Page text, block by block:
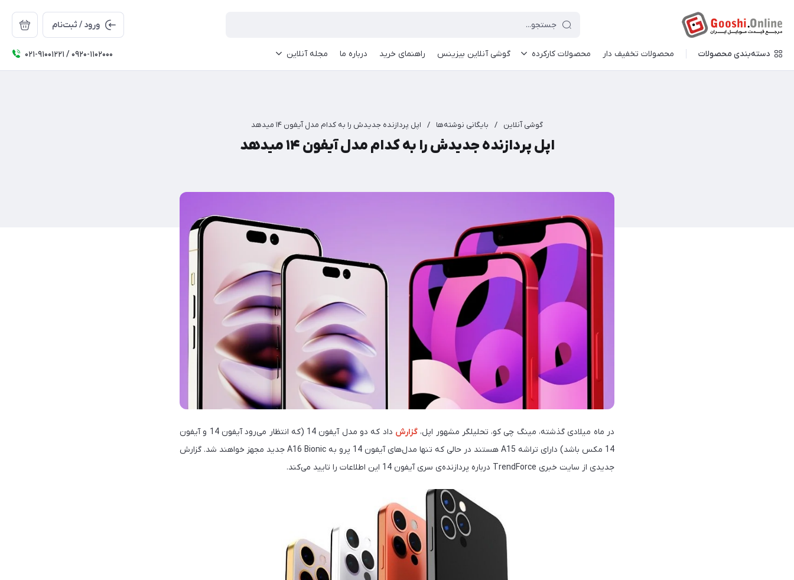
ورود / ثبت‌نام
دسته‌بندی محصولات محصولات تخفیف دار محصولات کارکرده گوشی آنلاین بیزینس راهنمای خرید درباره ما مجله آنلاین ۰۲۱-91001221 / 0920-1102000
گوشی آنلاین / بایگانی نوشته‌ها / اپل پردازنده جدیدش را به کدام مدل آیفون ۱۴ میدهد
اپل پردازنده جدیدش را به کدام مدل آیفون ۱۴ میدهد
در ماه میلادی گذشته، مینگ چی کو، تحلیلگر مشهور اپل،گزارش
داد که دو مدل آیفون 14 (که انتظار می‌رود آیفون 14 و آیفون
14 مکس باشد) دارای تراشه A15 هستند در حالی که تنها مدل‌های آیفون 14 پرو به A16 Bionic جدید مجهز خواهند شد. گزارش
جدیدی از سایت خبری TrendForce درباره پردازنده‌ی سری آیفون 14 این اطلاعات را تایید می‌کند.